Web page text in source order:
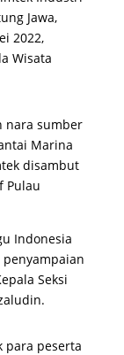
Jawa,
2022,
Wisata
nara sumber
Marina
disambut
Pulau
Indonesia
penyampaian
Seksi
para peserta